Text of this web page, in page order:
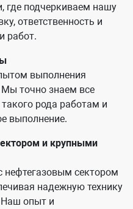
где подчеркиваем нашу
ответственность и
работ.
выполнения
Мы точно знаем все
рода работам и
выполнение.
и крупными
сектором
надежную технику
Наш опыт и